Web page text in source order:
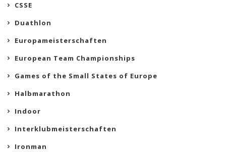
CSSE
Duathlon
Europameisterschaften
European Team Championships
Games of the Small States of Europe
Halbmarathon
Indoor
Interklubmeisterschaften
Ironman